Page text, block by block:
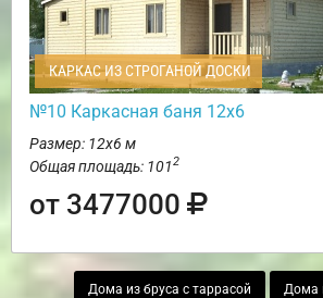
КАРКАС ИЗ СТРОГАНОЙ ДОСКИ
№10 Каркасная баня 12х6
Размер: 12х6 м
Общая площадь: 1012
от 3477000
Дома из бруса с таррасой Дома